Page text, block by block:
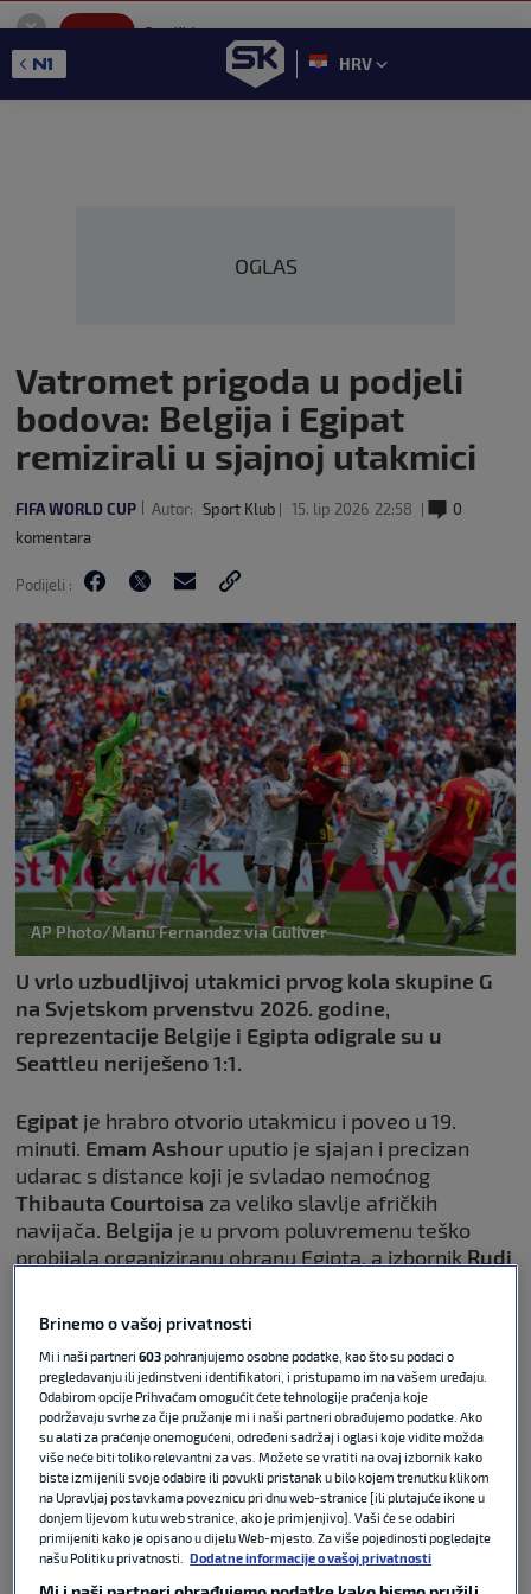
SportKlub
GET - On the Google Play
HRV
OGLAS
Vatromet prigoda u podjeli
bodova: Belgija i Egipat
remizirali u sjajnoj utakmici
FIFA WORLD CUP Autor: Sport Klub 15. lip 2026 22:58
0
komentara
Podijeli :
AP Photo/Manu Fernandez via Guliver
U vrlo uzbudljivoj utakmici prvog kola skupine G
na Svjetskom prvenstvu 2026. godine,
reprezentacije Belgije i Egipta odigrale su u
Seattleu neriješeno 1:1.
Egipat je hrabro otvorio utakmicu i poveo u 19.
minuti. Emam Ashour uputio je sjajan i precizan
udarac s distance koji je svladao nemoćnog
Thibauta Courtoisa za veliko slavlje afričkih
navijača. Belgija je u prvom poluvremenu teško
probijala organiziranu obranu Egipta, a izbornik Rudi
odmoru preselivši
Jeremyja Dokua
Sudac utakmice Urugvaja i
Saudijske Arabije imat će rozu
majicu: Evo koji je razlog
FIFA WORLD CUP 15. lip 2026 0
Brinemo o vašoj privatnosti
Mi i naši partneri603pohranjujemo osobne podatke, kao što su podaci o
pregledavanju ili jedinstveni identifikatori, i pristupamo im na vašem uređaju.
Odabirom opcije Prihvaćam omogućit ćete tehnologije praćenja koje
podržavaju svrhe za čije pružanje mi i naši partneri obrađujemo podatke. Ako
su alati za praćenje onemogućeni, određeni sadržaj i oglasi koje vidite možda
više neće biti toliko relevantni za vas. Možete se vratiti na ovaj izbornik kako
biste izmijenili svoje odabire ili povukli pristanak u bilo kojem trenutku klikom
na Upravljaj postavkama poveznicu pri dnu web-stranice [ili plutajuće ikone u
donjem lijevom kutu web stranice, ako je primjenjivo]. Vaši će se odabiri
primijeniti kako je opisano u dijelu Web-mjesto. Za više pojedinosti pogledajte
našu Politiku privatnosti.
Dodatne informacije o vašoj privatnosti